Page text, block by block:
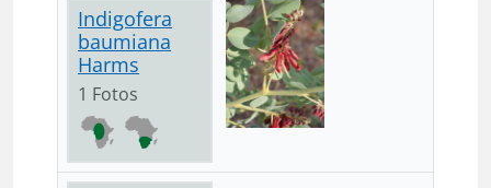
Indigofera
baumiana
Harms
1 Fotos